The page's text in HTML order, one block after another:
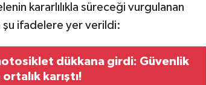
kararlılıkla süreceği vurgulanan
şu ifadelere yer verildi:
dükkana girdi: Güvenlik
karıştı!